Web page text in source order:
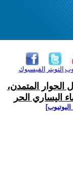
الفيسبوك التويتر
الحوار المتمدن،
اليساري الحر